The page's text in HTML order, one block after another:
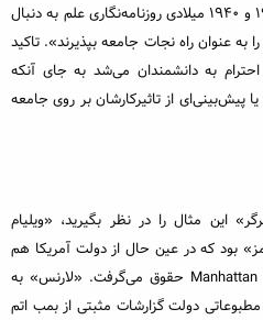
«رِنسبرگر» نوشت که در دهه‌های 1930 و 1940 میلادی روزنامه‌نگاری علم به دنبال
به عنوان راه نجات جامعه بپذیرند». تاکید
به دانشمندان می‌شد به جای آنکه
پیش‌بینی‌ای از تاثیرکارشان بر روی جامعه
این مثال را در نظر بگیرید، «ویلیام
بود که در عین حال از دولت آمریکا هم
برای نگارش گزارش در خصوص پروژه Manhattan حقوق می‌گرفت. «لارنس» به
دولت گزارشات مثبتی از بمب اتم